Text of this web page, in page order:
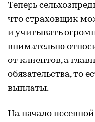
Теперь
что страховщик
и учитывать
внимательно
от клиентов, а
обязательства, то
выплаты.
На начало